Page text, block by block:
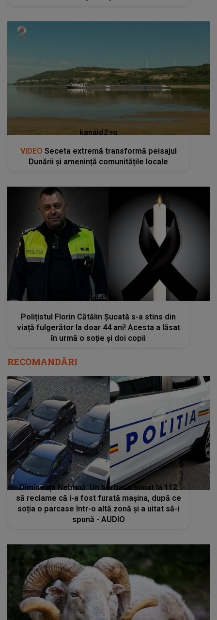
kanald2.ro
VIDEO Seceta extremă transformă peisajul
Dunării și amenință comunitățile locale
kanald2.ro
Polițistul Florin Cătălin Șucată s-a stins din
viață fulgerător la doar 44 ani! Acesta a lăsat
în urmă o soție și doi copii
RECOMANDĂRI
Dimineața Nebună: Un bărbat a sunat la 112
să reclame că i-a fost furată mașina, după ce
soția o parcase într-o altă zonă și a uitat să-i
spună - AUDIO